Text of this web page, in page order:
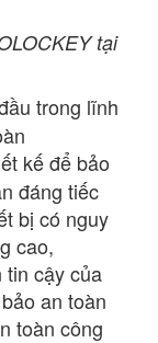
tại
trong lĩnh
kế để bảo
đáng tiếc
bị có nguy
cao,
tin cậy của
an toàn
toàn công